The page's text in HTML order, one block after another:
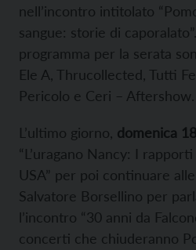
nell’incontro intitolato
sangue: storie di
programma per la serata
Ele A, Thrucollected, Tutti
Pericolo e Ceri – Aftershow.
L’ultimo giorno, domenica 18
“L’uragano Nancy: I
USA” per poi continuare
Salvatore Borsellino per
l’incontro “30 anni da
concerti che chiuderanno